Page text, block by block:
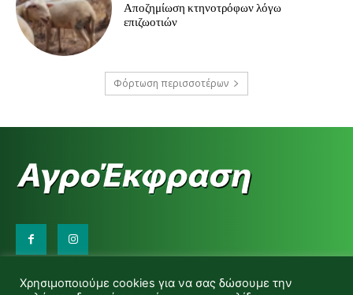
Αποζημίωση κτηνοτρόφων λόγω
επιζωοτιών
Φόρτωση περισσοτέρων
d.makas@yahoo.gr
Χρησιμοποιούμε cookies για να σας δώσουμε την